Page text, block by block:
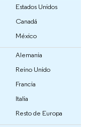
Estados Unidos
Canadá
México
Alemania
Reino Unido
Francia
Italia
Resto de Europa